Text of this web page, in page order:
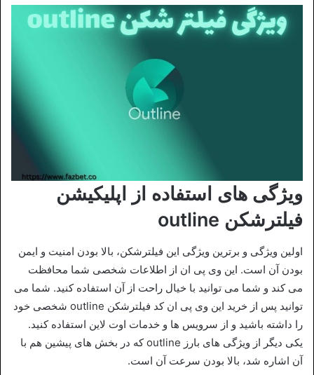
ویژگی های استفاده از اپلیکیشن
فیلترشکن outline
اولین ویژگی و برترین ویژگی این فیلترشکن، بالا بودن امنیت و ایمن
بودن آن است. این وی پی ان از اطلاعات شخصی شما محافظت
می کند و شما می توانید با خیال راحت از آن استفاده کنید. شما می
توانید پس از خرید این وی پی ان کد فیلترشکن outline شخصی خود
را داشته باشید و از سرویس ها و خدمات اوت لاین استفاده کنید.
یکی دیگر از ویژگی های بارز outline که در بخش های پیشین هم با
آن اشاره شد، بالا بودن سرعت آن است.